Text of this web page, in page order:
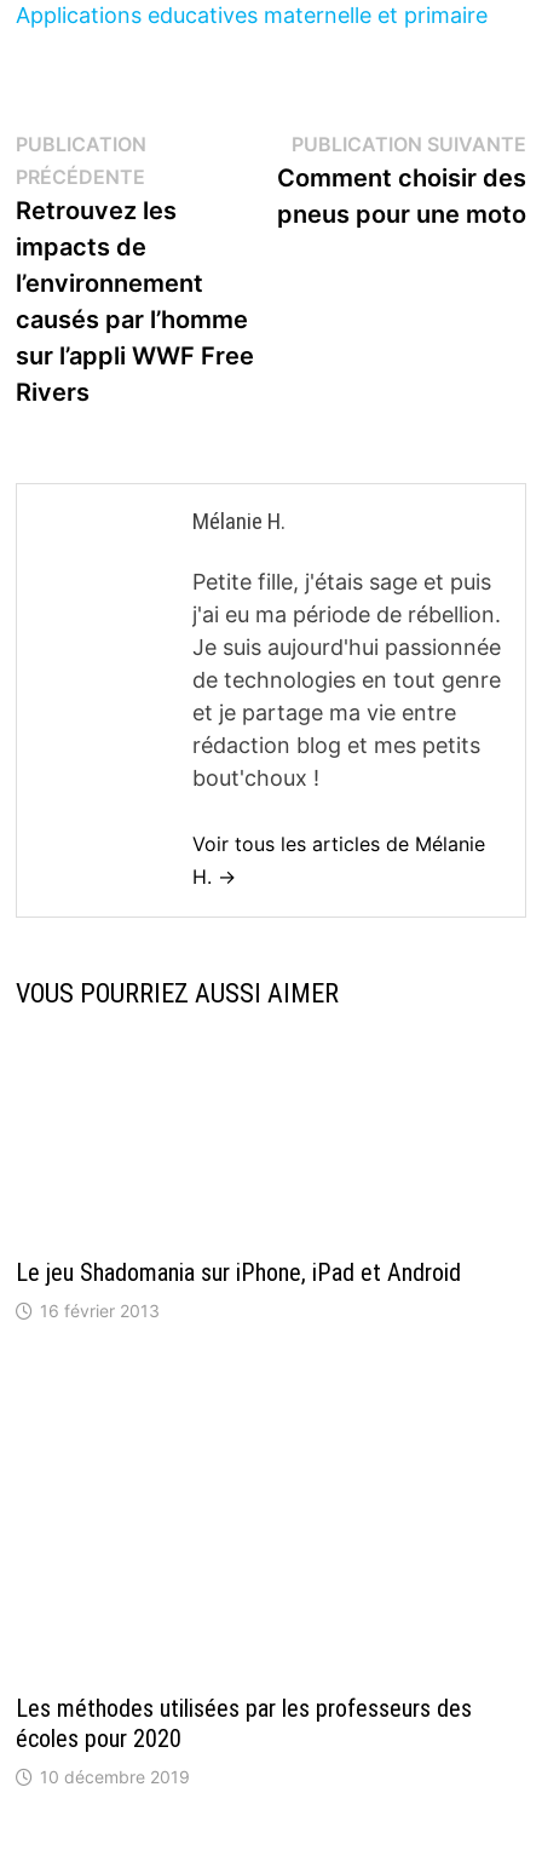
Applications educatives maternelle et primaire
Navigation
de
l’article
PUBLICATION
PRÉCÉDENTEPublication
précédente :
Retrouvez les
impacts de
l’environnement
causés par l’homme
sur l’appli WWF Free
Rivers
PUBLICATION SUIVANTE
Comment choisir des
pneus pour une moto
Mélanie H.
Petite fille, j'étais sage et puis
j'ai eu ma période de rébellion.
Je suis aujourd'hui passionnée
de technologies en tout genre
et je partage ma vie entre
rédaction blog et mes petits
bout'choux !
Voir tous les articles de Mélanie
H. →
VOUS POURRIEZ AUSSI AIMER
Le jeu Shadomania sur iPhone, iPad et Android
16 février 2013
Les méthodes utilisées par les professeurs des
écoles pour 2020
10 décembre 2019